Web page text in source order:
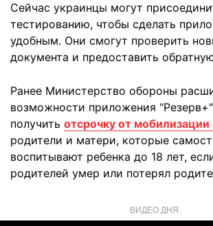
Сейчас украинцы могут
тестированию, чтобы сделать
удобным. Они смогут проверить
документа и предоставить
Ранее Министерство обороны
возможности приложения
получить отсрочку от мобилизации
родители и матери, которые
воспитывают ребенка до 18 лет,
родителей умер или потерял
ВИДЕО ДНЯ